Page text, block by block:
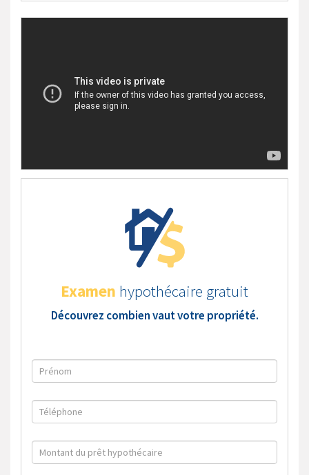
Examen hypothécaire gratuit
Découvrez combien vaut votre propriété.